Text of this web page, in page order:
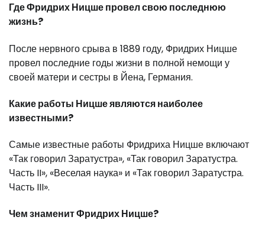
Где Фридрих Ницше провел свою последнюю
жизнь?
После нервного срыва в 1889 году, Фридрих Ницше
провел последние годы жизни в полной немощи у
своей матери и сестры в Йена, Германия.
Какие работы Ницше являются наиболее
известными?
Самые известные работы Фридриха Ницше включают
«Так говорил Заратустра», «Так говорил Заратустра.
Часть II», «Веселая наука» и «Так говорил Заратустра.
Часть III».
Чем знаменит Фридрих Ницше?